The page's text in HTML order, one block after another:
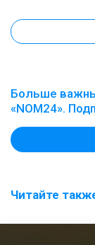
Больше
«NOM24».
Читайте